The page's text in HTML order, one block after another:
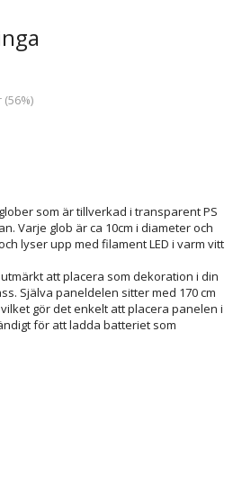
som är tillverkad i transparent PS
Varje glob är ca 10cm i diameter och
lyser upp med filament LED i varm vitt
att placera som dekoration i din
Själva paneldelen sitter med 170 cm
gör det enkelt att placera panelen i
för att ladda batteriet som